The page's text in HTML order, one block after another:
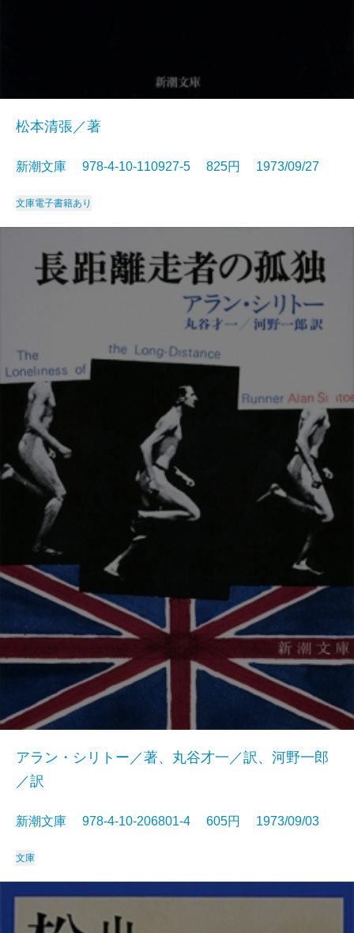
松本清張／著
新潮文庫 978-4-10-110927-5 825円 1973/09/27
文庫電子書籍あり
アラン・シリトー／著、丸谷才一／訳、河野一郎
／訳
新潮文庫 978-4-10-206801-4 605円 1973/09/03
文庫